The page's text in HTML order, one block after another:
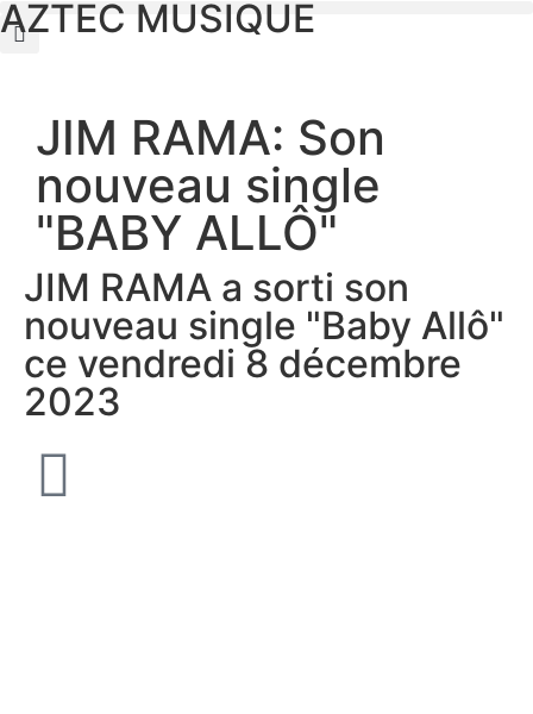
AZTEC MUSIQUE
JIM RAMA: Son
nouveau single
"BABY ALLÔ"
JIM RAMA a sorti son
nouveau single "Baby Allô"
ce vendredi 8 décembre
2023